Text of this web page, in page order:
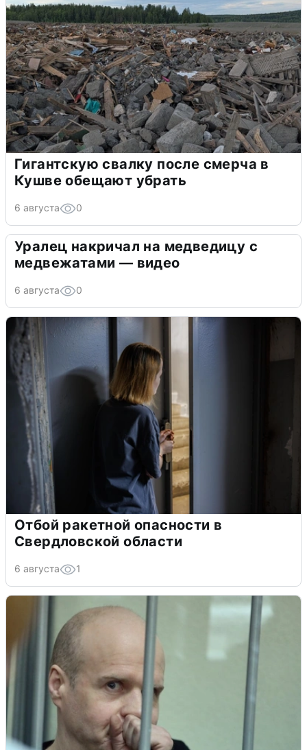
Гигантскую свалку после смерча в
Кушве обещают убрать
6 августа 0
Уралец накричал на медведицу с
медвежатами — видео
6 августа 0
Отбой ракетной опасности в
Свердловской области
6 августа 1